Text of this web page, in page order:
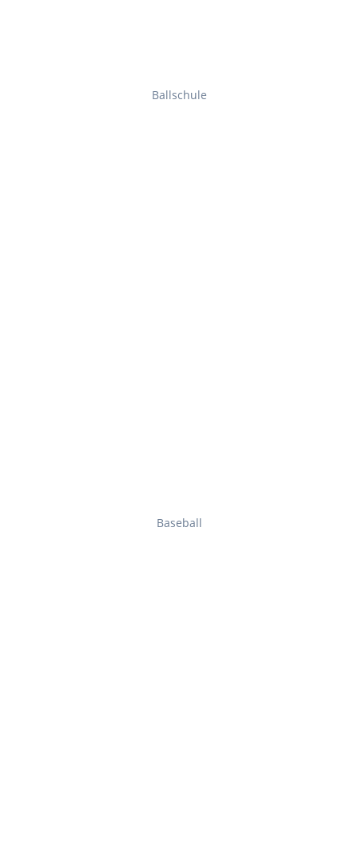
Ballschule
Baseball